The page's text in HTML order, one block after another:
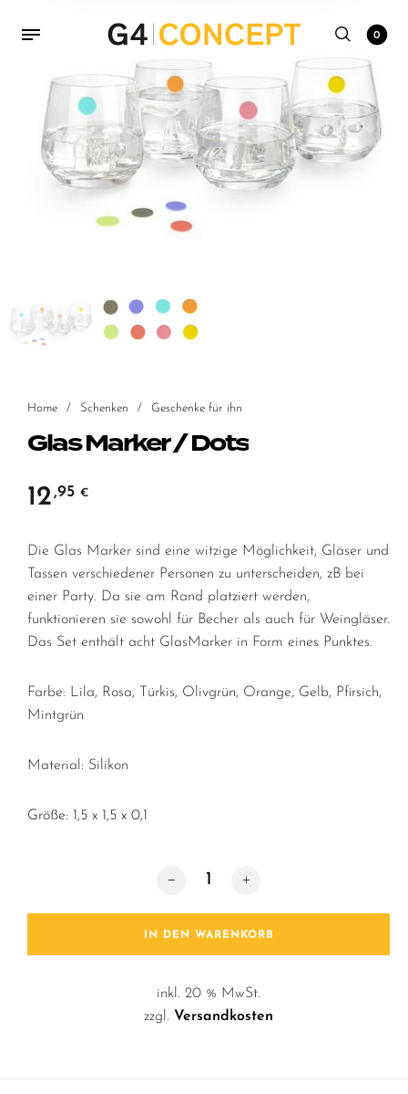
0
Home / Schenken / Geschenke für ihn
Glas Marker / Dots
12,95 €
Die Glas Marker sind eine witzige Möglichkeit, Gläser und
Tassen verschiedener Personen zu unterscheiden, zB bei
einer Party. Da sie am Rand platziert werden,
funktionieren sie sowohl für Becher als auch für Weingläser.
Das Set enthält acht GlasMarker in Form eines Punktes.
Farbe: Lila, Rosa, Türkis, Olivgrün, Orange, Gelb, Pfirsich,
Mintgrün
Material: Silikon
Größe: 1,5 x 1,5 x 0,1
Glas Marker / Dots Menge
IN DEN WARENKORB
inkl. 20 % MwSt.
zzgl. Versandkosten